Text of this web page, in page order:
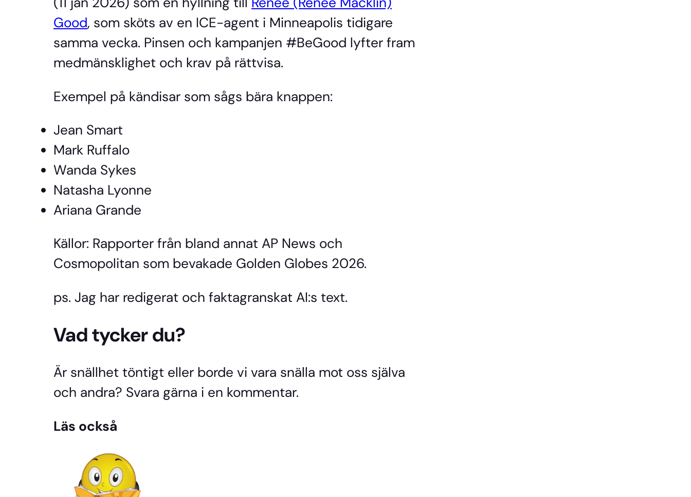
Good, som sköts av en ICE-agent i Minneapolis tidigare
samma vecka. Pinsen och kampanjen #BeGood lyfter fram
medmänsklighet och krav på rättvisa.
Exempel på kändisar som sågs bära knappen:
Jean Smart
Mark Ruffalo
Wanda Sykes
Natasha Lyonne
Ariana Grande
Källor: Rapporter från bland annat AP News och
Cosmopolitan som bevakade Golden Globes 2026.
ps. Jag har redigerat och faktagranskat AI:s text.
Vad tycker du?
Är snällhet töntigt eller borde vi vara snälla mot oss själva
och andra? Svara gärna i en kommentar.
Läs också